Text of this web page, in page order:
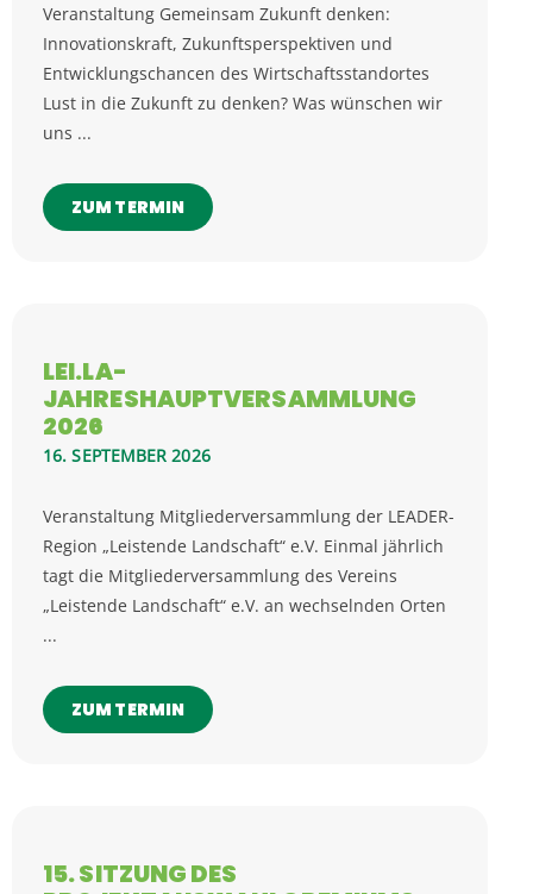
Veranstaltung Gemeinsam Zukunft denken:
Innovationskraft, Zukunftsperspektiven und
Entwicklungschancen des Wirtschaftsstandortes
Lust in die Zukunft zu denken? Was wünschen wir
uns ...
ZUM TERMIN
LEI.LA-
JAHRESHAUPTVERSAMMLUNG
2026
16. SEPTEMBER 2026
Veranstaltung Mitgliederversammlung der LEADER-
Region „Leistende Landschaft“ e.V. Einmal jährlich
tagt die Mitgliederversammlung des Vereins
„Leistende Landschaft“ e.V. an wechselnden Orten
...
ZUM TERMIN
15. SITZUNG DES